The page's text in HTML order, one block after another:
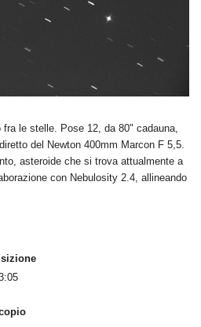
fra le stelle. Pose 12, da 80" cadauna,
del Newton 400mm Marcon F 5,5.
asteroide che si trova attualmente a
con Nebulosity 2.4, allineando